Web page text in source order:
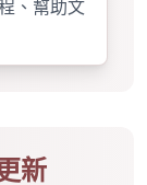
、幫助文
新